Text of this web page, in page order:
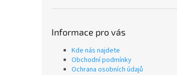
Informace pro vás
Kde nás najdete
Obchodní podmínky
Ochrana osobních údajů